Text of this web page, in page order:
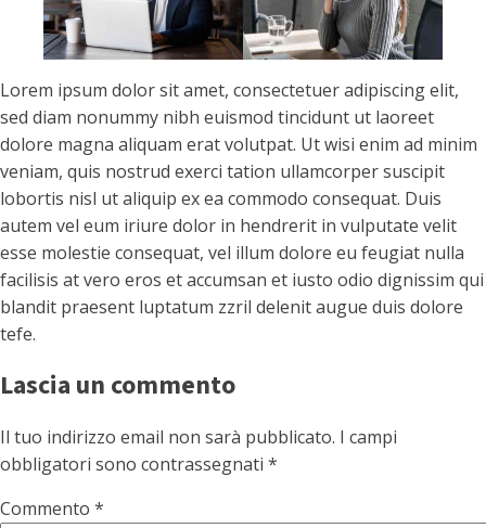
Lorem ipsum dolor sit amet, consectetuer adipiscing elit,
sed diam nonummy nibh euismod tincidunt ut laoreet
dolore magna aliquam erat volutpat. Ut wisi enim ad minim
veniam, quis nostrud exerci tation ullamcorper suscipit
lobortis nisl ut aliquip ex ea commodo consequat. Duis
autem vel eum iriure dolor in hendrerit in vulputate velit
esse molestie consequat, vel illum dolore eu feugiat nulla
facilisis at vero eros et accumsan et iusto odio dignissim qui
blandit praesent luptatum zzril delenit augue duis dolore
tefe.
Lascia un commento
Il tuo indirizzo email non sarà pubblicato. I campi
obbligatori sono contrassegnati *
Commento *